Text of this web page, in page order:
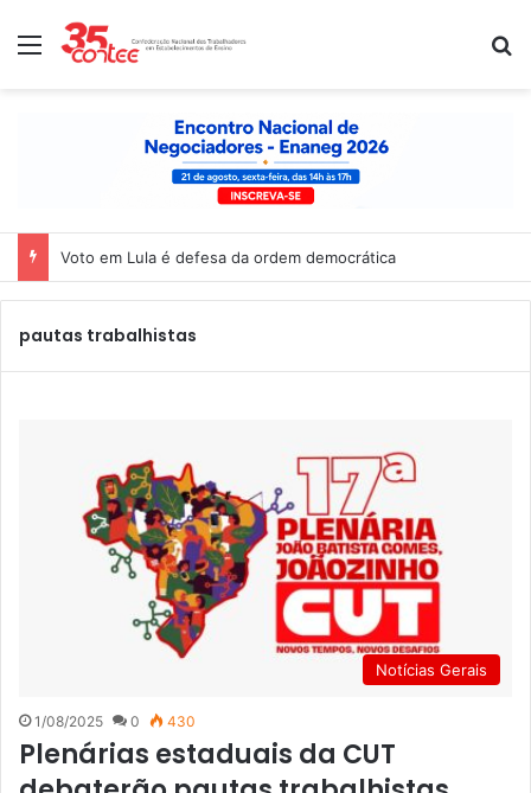
Menu
Voto em Lula é defesa da ordem democrática
pautas trabalhistas
Notícias Gerais
1/08/2025 0 430
Plenárias estaduais da CUT